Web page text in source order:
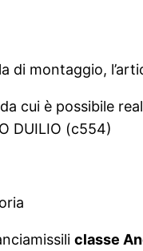
di montaggio,
cui è possibile
DUILIO (c554)
classe